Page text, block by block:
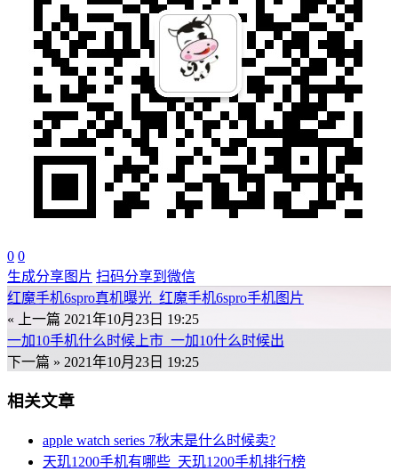
0 0
生成分享图片 扫码分享到微信
红魔手机6spro真机曝光_红魔手机6spro手机图片
« 上一篇 2021年10月23日 19:25
一加10手机什么时候上市_一加10什么时候出
下一篇 » 2021年10月23日 19:25
相关文章
apple watch series 7秋末是什么时候卖?
天玑1200手机有哪些_天玑1200手机排行榜